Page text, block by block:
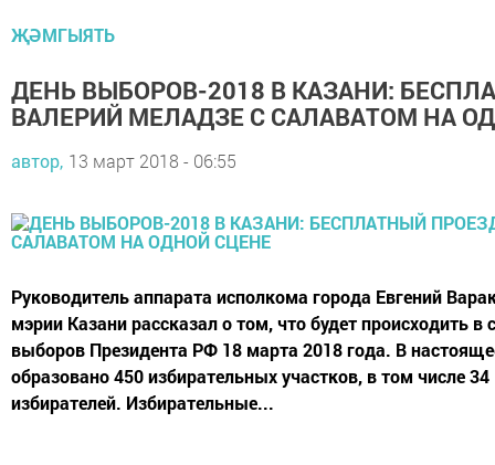
ҖӘМГЫЯТЬ
ДЕНЬ ВЫБОРОВ-2018 В КАЗАНИ:
ВАЛЕРИЙ МЕЛАДЗЕ С САЛАВАТОМ НА
автор, 13 март 2018 - 06:55
Руководитель аппарата исполкома города Евгений
мэрии Казани рассказал о том, что будет происходить в
выборов Президента РФ 18 марта 2018 года. В
образовано 450 избирательных участков, в том числе
избирателей. Избирательные...